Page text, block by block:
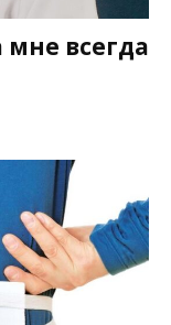
мне всегда